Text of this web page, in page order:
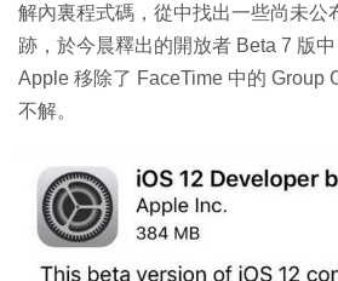
解內裏程式碼，從中找出一些尚未公
跡，於今晨釋出的開放者 Beta 7 版
Apple 移除了 FaceTime 中的 Group
不解。